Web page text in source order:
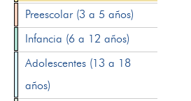
Preescolar (3 a 5 años)
Infancia (6 a 12 años)
Adolescentes (13 a 18
años)